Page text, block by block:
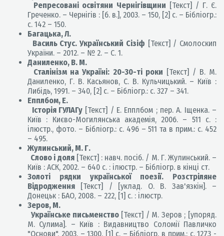
Репресовані освітяни Чернігівщини [Текст] / Г. Є.
Греченко. – Чернігів : [б. в.], 2003. – 150, [2] с. – Бібліогр.:
с. 142 – 150.
Багацька, Л.
Василь Стус. Український Сізіф [Текст] / Смолоскип
України. – 2012. – № 2. – С. 1.
Даниленко, В. М.
Сталінізм на Україні: 20-30-ті роки [Текст] / В. М.
Даниленко, Г. В. Касьянов, С. В. Кульчицький. – Київ :
Либідь, 1991. – 340, [2] с. – Бібліогр.: с. 327 – 341.
Епплбом, Е.
Історія ГУЛАГу [Текст] / Е. Епплбом ; пер. А. Іщенка. –
Київ : Києво-Могилянська академія, 2006. – 511 с. :
ілюстр., фото. – Бібліогр.: с. 496 – 511 та в прим.: с. 452
– 495.
Жулинський, М. Г.
Слово і доля[Текст] : навч. посіб. / М. Г. Жулинський. –
Київ : АСК, 2002. – 640 с. : ілюстр. – Бібліогр. в кінці ст.
Золоті рядки української поезії. Розстріляне
Відродження [Текст] / [уклад. О. В. Зав'язкін]. –
Донецьк : БАО, 2008. – 222, [1] с. : ілюстр.
Зеров, М.
Українське письменство[Текст] / М. Зеров ; [упоряд.
М. Сулима]. – Київ : Видавництво Соломії Павличко
"Основи", 2003. – 1300, [1] с. – Бібліогр. в прим.: с. 1273 -